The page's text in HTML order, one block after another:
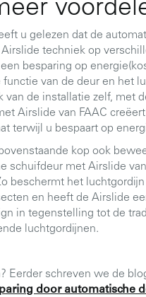
u gelezen dat de
Airslide techniek op
besparing op
functie van de deur en het
van de installatie zelf, met
Airslide van FAAC
terwijl u bespaart op
kop ook
schuifdeur met Airslide
beschermt het
en heeft de Airslide
in tegenstelling tot de
luchtgordijnen.
Eerder schreven we de
door automatische